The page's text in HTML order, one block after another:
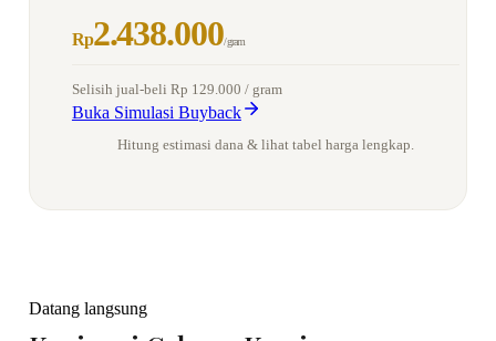
Rp2.438.000/ gram
Selisih jual-beli Rp 129.000 / gram
Buka Simulasi Buyback
Hitung estimasi dana & lihat tabel harga lengkap.
Datang langsung